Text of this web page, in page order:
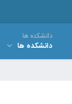
دانشکده ها
دانشکده ها